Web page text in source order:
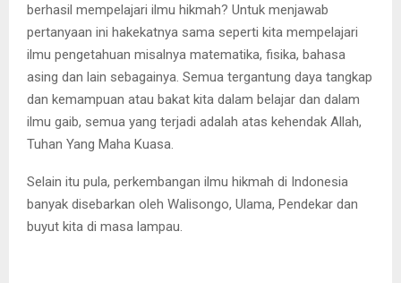
berhasil mempelajari ilmu hikmah? Untuk menjawab
pertanyaan ini hakekatnya sama seperti kita mempelajari
ilmu pengetahuan misalnya matematika, fisika, bahasa
asing dan lain sebagainya. Semua tergantung daya tangkap
dan kemampuan atau bakat kita dalam belajar dan dalam
ilmu gaib, semua yang terjadi adalah atas kehendak Allah,
Tuhan Yang Maha Kuasa.
Selain itu pula, perkembangan ilmu hikmah di Indonesia
banyak disebarkan oleh Walisongo, Ulama, Pendekar dan
buyut kita di masa lampau.